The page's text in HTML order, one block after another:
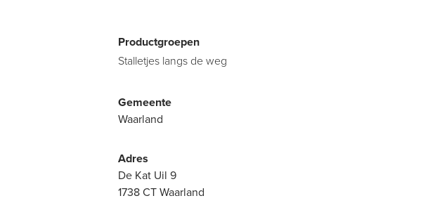
Productgroepen
Stalletjes langs de weg
Gemeente
Waarland
Adres
De Kat Uil 9
1738 CT Waarland